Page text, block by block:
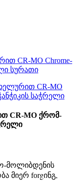
CR-MO ქრომ-
მოლიბდენის
მიერ forgინგ,